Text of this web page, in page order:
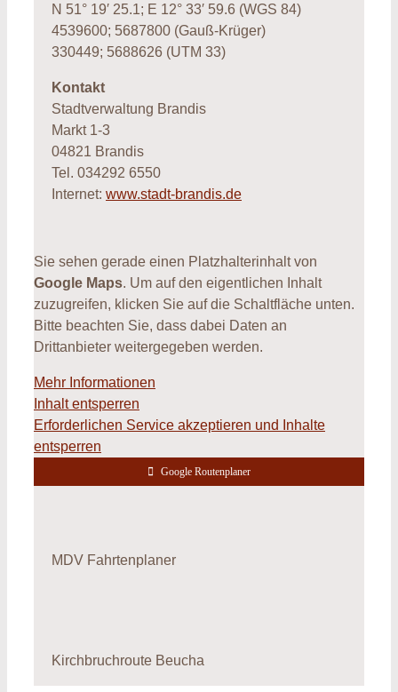
N 51° 19′ 25.1; E 12° 33′ 59.6 (WGS 84)
4539600; 5687800 (Gauß-Krüger)
330449; 5688626 (UTM 33)
Kontakt
Stadtverwaltung Brandis
Markt 1-3
04821 Brandis
Tel. 034292 6550
Internet: www.stadt-brandis.de
Sie sehen gerade einen Platzhalterinhalt von
Google Maps. Um auf den eigentlichen Inhalt
zuzugreifen, klicken Sie auf die Schaltfläche unten.
Bitte beachten Sie, dass dabei Daten an
Drittanbieter weitergegeben werden.
Mehr Informationen
Inhalt entsperren
Erforderlichen Service akzeptieren und Inhalte
entsperren
Google Routenplaner
MDV Fahrtenplaner
Kirchbruchroute Beucha